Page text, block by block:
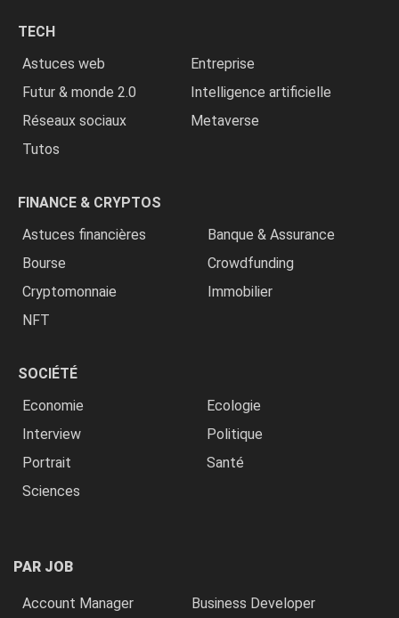
TECH
Astuces web
Entreprise
Futur & monde 2.0
Intelligence artificielle
Réseaux sociaux
Metaverse
Tutos
FINANCE & CRYPTOS
Astuces financières
Banque & Assurance
Bourse
Crowdfunding
Cryptomonnaie
Immobilier
NFT
SOCIÉTÉ
Economie
Ecologie
Interview
Politique
Portrait
Santé
Sciences
PAR JOB
Account Manager
Business Developer